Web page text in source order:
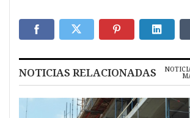
NOTICIAS RELACIONADAS